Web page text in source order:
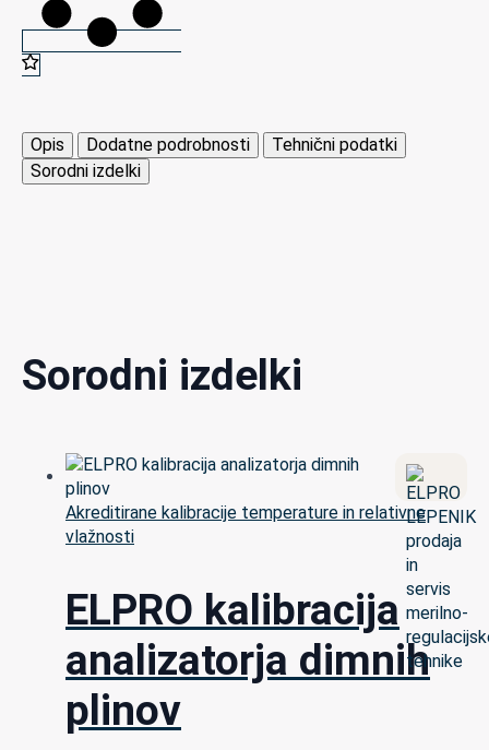
Opis Dodatne podrobnosti
Tehnični podatki
Sorodni izdelki
Sorodni izdelki
Akreditirane kalibracije temperature in relativne
vlažnosti
ELPRO kalibracija
analizatorja dimnih
plinov